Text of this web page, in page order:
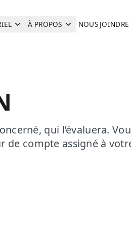
À PROPOS NOUS JOINDRE
qui l’évaluera.
de compte assigné à